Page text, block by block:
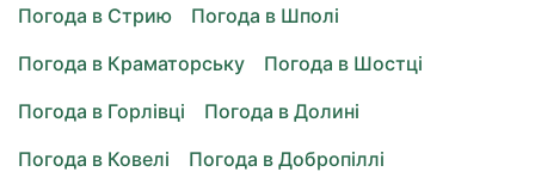
Погода в Стрию
Погода в Шполі
Погода в Краматорську
Погода в Шостці
Погода в Горлівці
Погода в Долині
Погода в Ковелі
Погода в Добропіллі